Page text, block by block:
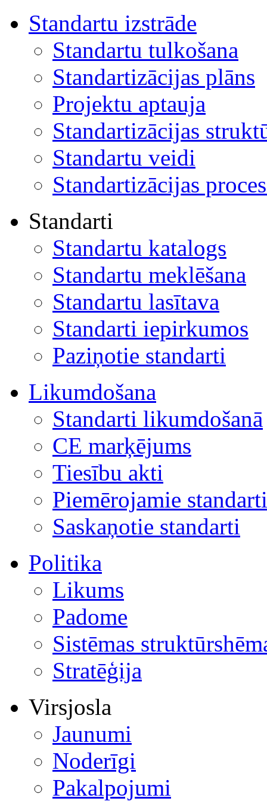
Standartu izstrāde
Standartu tulkošana
Standartizācijas plāns
Projektu aptauja
Standartizācijas
Standartu veidi
Standartizācijas
Standarti
Standartu katalogs
Standartu meklēšana
Standartu lasītava
Standarti iepirkumos
Paziņotie standarti
Likumdošana
Standarti likumdošanā
CE marķējums
Tiesību akti
Piemērojamie standarti
Saskaņotie standarti
Politika
Likums
Padome
Sistēmas
Stratēģija
Virsjosla
Jaunumi
Noderīgi
Pakalpojumi